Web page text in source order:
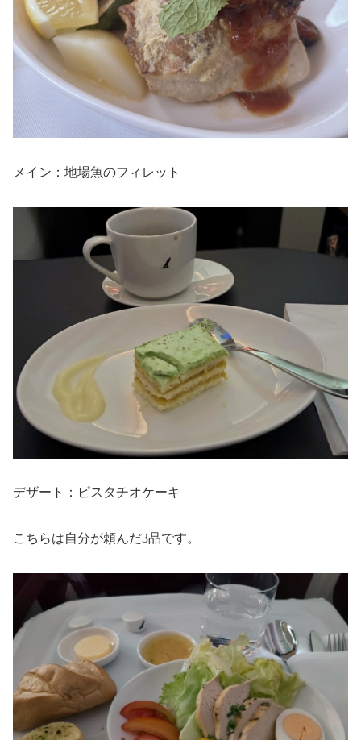
メイン：地場魚のフィレット
デザート：ピスタチオケーキ
こちらは自分が頼んだ3品です。